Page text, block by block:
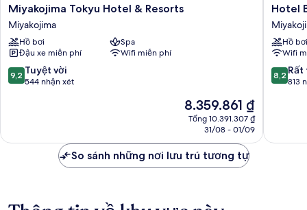
Miyakojima
Tokyu
Hotel
&
Resorts
Miyakojima
Miyakojima Tokyu Hotel & Resorts
Miyakojima
Hồ bơi
Spa
Đậu xe miễn phí
Wifi miễn phí
9.2
trên
nhận
9,2 Tuyệt vời
544 nhận xét
Giá
hiện
8.359.861 ₫
8.359.861 ₫
Tổng 10.391.307 ₫
31/08 - 01/09
Hotel
Marina
Hotel
Hồ bơi
Wifi
8.2
trên
nhận
8,2 Rất
813
So sánh những nơi lưu trú tương tự